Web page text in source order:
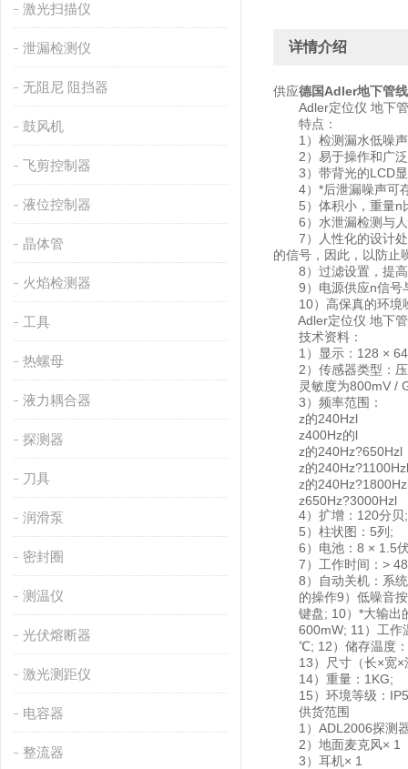
激光扫描仪
泄漏检测仪
无阻尼 阻挡器
鼓风机
飞剪控制器
液位控制器
晶体管
火焰检测器
工具
热螺母
液力耦合器
探测器
刀具
润滑泵
密封圈
测温仪
光伏熔断器
激光测距仪
电容器
整流器
详情介绍
供应德国Adler地下管
Adler定位仪 地下管
特点：
1）检测漏水低噪声
2）易于操作和广泛
3）带背光的LCD显
4）*后泄漏噪声可存
5）体积小，重量n
6）水泄漏检测与人
7）人性化的设计处
的信号，因此，以防止
8）过滤设置，提高
9）电源供应n信号
10）高保真的环境
Adler定位仪 地下管
技术资料：
1）显示：128 × 64
2）传感器类型：压
灵敏度为800mV /
3）频率范围：
z的240Hzl
z400Hz的l
z的240Hz?650Hzl
z的240Hz?1100Hzl
z的
z650Hz?3000Hzl
4）扩增：120分贝;
5）柱状图：5列;
6）电池：8 × 1.5伏
7）工作时间：> 48
8）自动关机：系统
的操作9）低噪音按
键盘; 10）*大输出
600mW; 11）工作
℃; 12）储存温度
13）尺寸（长×宽×
14）重量：1KG;
15）环境等级：
供货范围
1）ADL2006探测
2）地面麦克风× 1
3）耳机× 1